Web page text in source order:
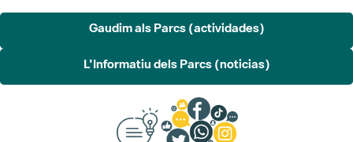
Gaudim als Parcs (actividades)
L'Informatiu dels Parcs (noticias)